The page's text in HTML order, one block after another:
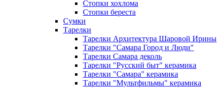
Стопки хохлома
Стопки береста
Сумки
Тарелки
Тарелки Архитектура Шаровой Ирины
Тарелки "Самара Город и Люди"
Тарелки Самара деколь
Тарелки "Русский быт" керамика
Тарелки "Самара" керамика
Тарелки "Мультфильмы" керамика